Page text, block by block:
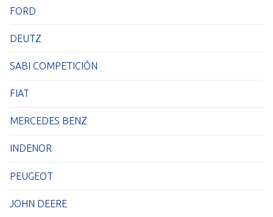
FORD
DEUTZ
SABI COMPETICIÓN
FIAT
MERCEDES BENZ
INDENOR
PEUGEOT
JOHN DEERE